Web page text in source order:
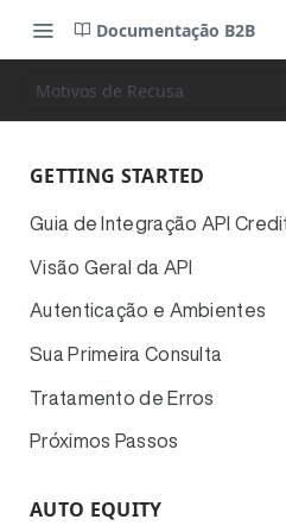
Documentação B2B
Motivos de Recusa
GETTING STARTED
Guia de Integração API
Visão Geral da API
Autenticação e Ambientes
Sua Primeira Consulta
Tratamento de Erros
Próximos Passos
AUTO EQUITY